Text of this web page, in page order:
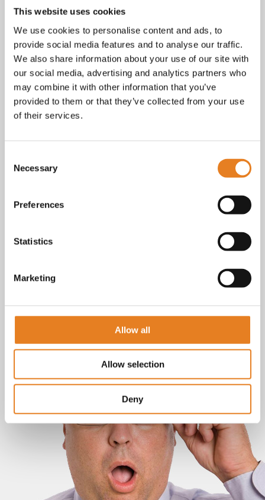
This website uses cookies
We use cookies to personalise content and ads, to
provide social media features and to analyse our traffic.
We also share information about your use of our site with
our social media, advertising and analytics partners who
may combine it with other information that you’ve
provided to them or that they’ve collected from your use
of their services.
Selection
Necessary
Preferences
Statistics
Marketing
Allow all
Allow selection
Deny
Instagram
E-mail
Telefoon / whatsapp: +31 6 23227983
Bekijk onzeAlgemene voorwaarden . KvK nr.: 18068338.
Lees ook onze
cookie
policy als je benieuwd